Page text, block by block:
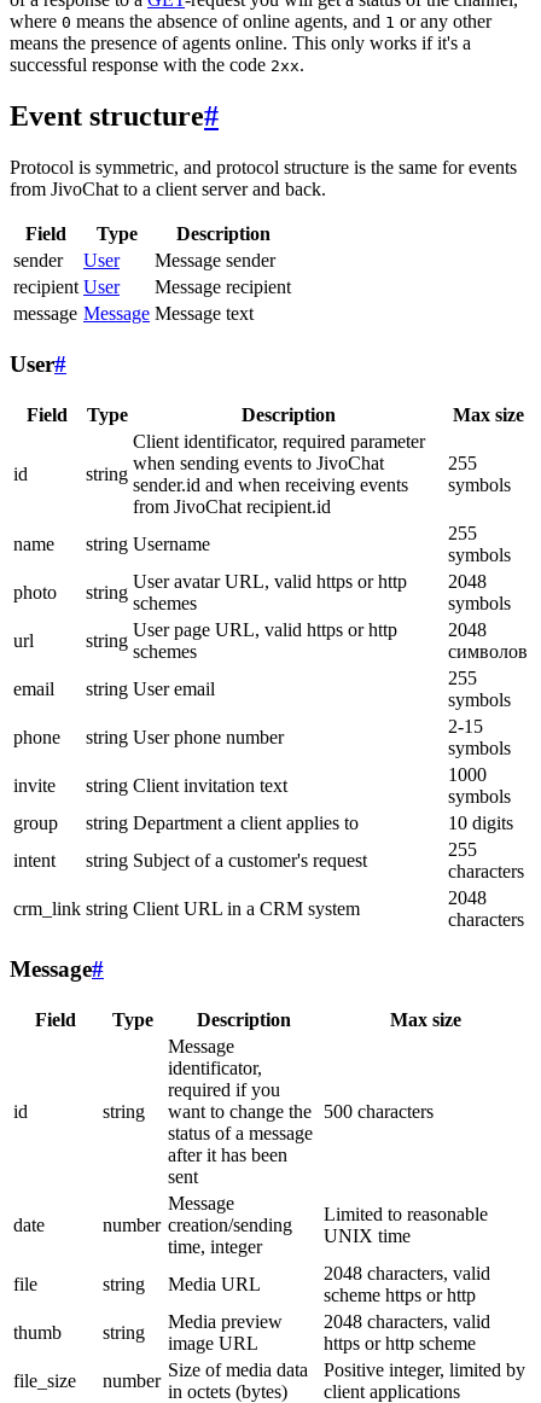
where 0 means the absence of online agents, and 1 or any other
means the presence of agents online. This only works if it's a
successful response with the code 2xx.
Event structure#
Protocol is symmetric, and protocol structure is the same for events
from JivoChat to a client server and back.
Field Type
Description
sender
User
Message sender
recipient User
Message recipient
message Message Message text
User#
Field Type Description Max size
id string
Client identificator, required parameter
when sending events to JivoChat
sender.id and when receiving events
from JivoChat recipient.id
255
symbols
name string Username
255
symbols
photo
string
User avatar URL, valid https or http
schemes
2048
symbols
url
string
User page URL, valid https or http
schemes
2048
символов
email
string User email
255
symbols
phone
string User phone number
2-15
symbols
invite
string Client invitation text
1000
symbols
group
string Department a client applies to
10 digits
intent
string Subject of a customer's request
255
characters
crm_link string Client URL in a CRM system
2048
characters
Message#
Field Type Description Max size
id string
Message
identificator,
required if you
want to change the
status of a message
after it has been
sent
500 characters
date number
Message
creation/sending
time, integer
Limited to reasonable
UNIX time
file string Media URL
2048 characters, valid
scheme https or http
thumb
string
Media preview
image URL
2048 characters, valid
https or http scheme
file_size
number
Size of media data
in octets (bytes)
Positive integer, limited by
client applications